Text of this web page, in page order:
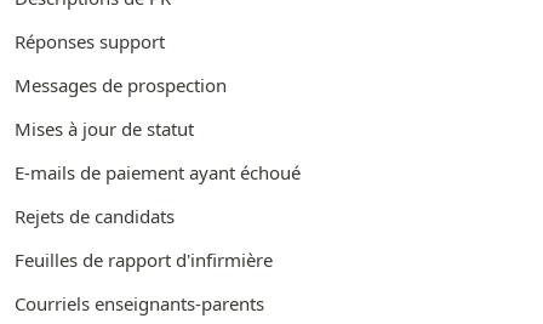
Réponses support
Messages de prospection
Mises à jour de statut
E-mails de paiement ayant échoué
Rejets de candidats
Feuilles de rapport d'infirmière
Courriels enseignants-parents